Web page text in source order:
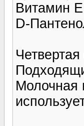
Витамин
D-
Молочная